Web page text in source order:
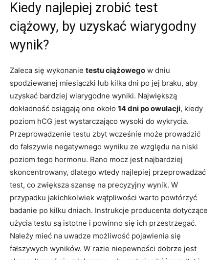
Kiedy najlepiej zrobić test
ciążowy, by uzyskać wiarygodny
wynik?
Zaleca się wykonanie testu ciążowego w dniu
spodziewanej miesiączki lub kilka dni po jej braku, aby
uzyskać bardziej wiarygodne wyniki. Największą
dokładność osiągają one około 14 dni po owulacji, kiedy
poziom hCG jest wystarczająco wysoki do wykrycia.
Przeprowadzenie testu zbyt wcześnie może prowadzić
do fałszywie negatywnego wyniku ze względu na niski
poziom tego hormonu. Rano mocz jest najbardziej
skoncentrowany, dlatego wtedy najlepiej przeprowadzać
test, co zwiększa szansę na precyzyjny wynik. W
przypadku jakichkolwiek wątpliwości warto powtórzyć
badanie po kilku dniach. Instrukcje producenta dotyczące
użycia testu są istotne i powinno się ich przestrzegać.
Należy mieć na uwadze możliwość pojawienia się
fałszywych wyników. W razie niepewności dobrze jest